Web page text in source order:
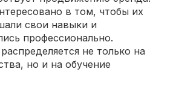
в том, чтобы их
свои навыки и
профессионально.
не только на
но и на обучение